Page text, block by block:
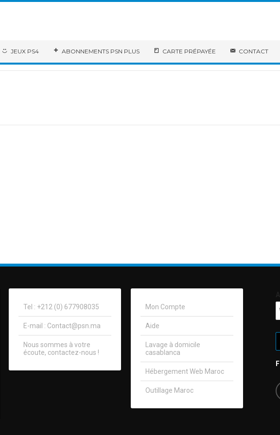
JEUX PS4 ABONNEMENTS PSN PLUS CARTE PRÉPAYÉE CONTACT
Tel : +212 (0) 677908035
E-mail : Contact@psn.ma
Nous sommes à votre
écoute, contactez-nous !​
Mon Compte
Aide
Lavage à domicile
casablanca
Hébergement Web Maroc
Outillage Maroc